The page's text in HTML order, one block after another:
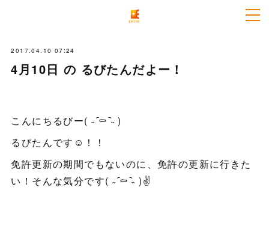
2017.04.10 07:24
4月10日 の るびたんだよー！
こんにちるびー( ˶ ᷇⚰︎ ᷆˵ )
るびたんです☺️！！
免許更新の期間でもないのに、免許の更新に行きた
い！そんな気分です( ˶ ᷇⚰︎ ᷆˵ )✌️